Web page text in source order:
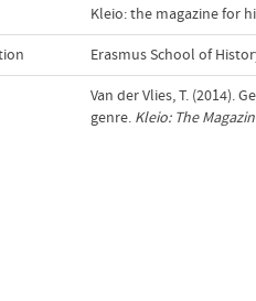
Kleio: the magazine for
Erasmus School of
Van der Vlies, T. (2014).
genre. Kleio: The